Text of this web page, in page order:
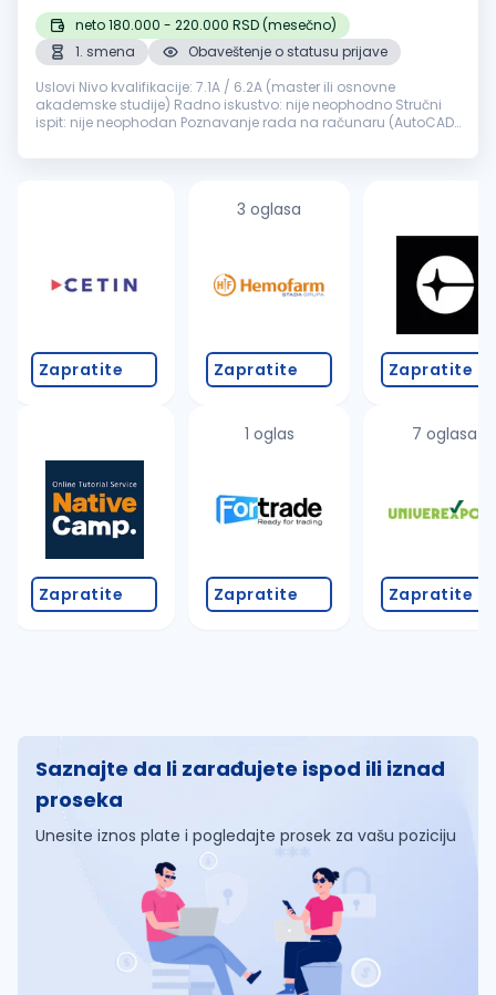
neto 180.000 - 220.000 RSD (mesečno)
1. smena
Obaveštenje o statusu prijave
Uslovi Nivo kvalifikacije: 7.1A / 6.2A (master ili osnovne
akademske studije) Radno iskustvo: nije neophodno Stručni
ispit: nije neophodan Poznavanje rada na računaru (AutoCAD i
istražnih i ek...
Zapratite
Zapratite
3 oglasa
Zapratite
1 oglas
Zapratite
Zapratite
7 oglasa
Zapratite
Saznajte da li zarađujete ispod ili iznad
proseka
Unesite iznos plate i pogledajte prosek za vašu poziciju